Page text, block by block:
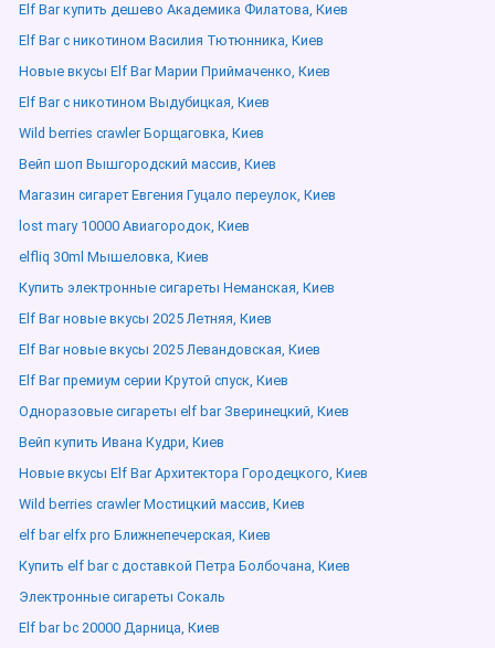
Elf Bar купить дешево Академика Филатова, Киев
Elf Bar с никотином Василия Тютюнника, Киев
Новые вкусы Elf Bar Марии Приймаченко, Киев
Elf Bar с никотином Выдубицкая, Киев
Wild berries crawler Борщаговка, Киев
Вейп шоп Вышгородский массив, Киев
Магазин сигарет Евгения Гуцало переулок, Киев
lost mary 10000 Авиагородок, Киев
elfliq 30ml Мышеловка, Киев
Купить электронные сигареты Неманская, Киев
Elf Bar новые вкусы 2025 Летняя, Киев
Elf Bar новые вкусы 2025 Левандовская, Киев
Elf Bar премиум серии Крутой спуск, Киев
Одноразовые сигареты elf bar Зверинецкий, Киев
Вейп купить Ивана Кудри, Киев
Новые вкусы Elf Bar Архитектора Городецкого, Киев
Wild berries crawler Мостицкий массив, Киев
elf bar elfx pro Ближнепечерская, Киев
Купить elf bar с доставкой Петра Болбочана, Киев
Электронные сигареты Сокаль
Elf bar bc 20000 Дарница, Киев